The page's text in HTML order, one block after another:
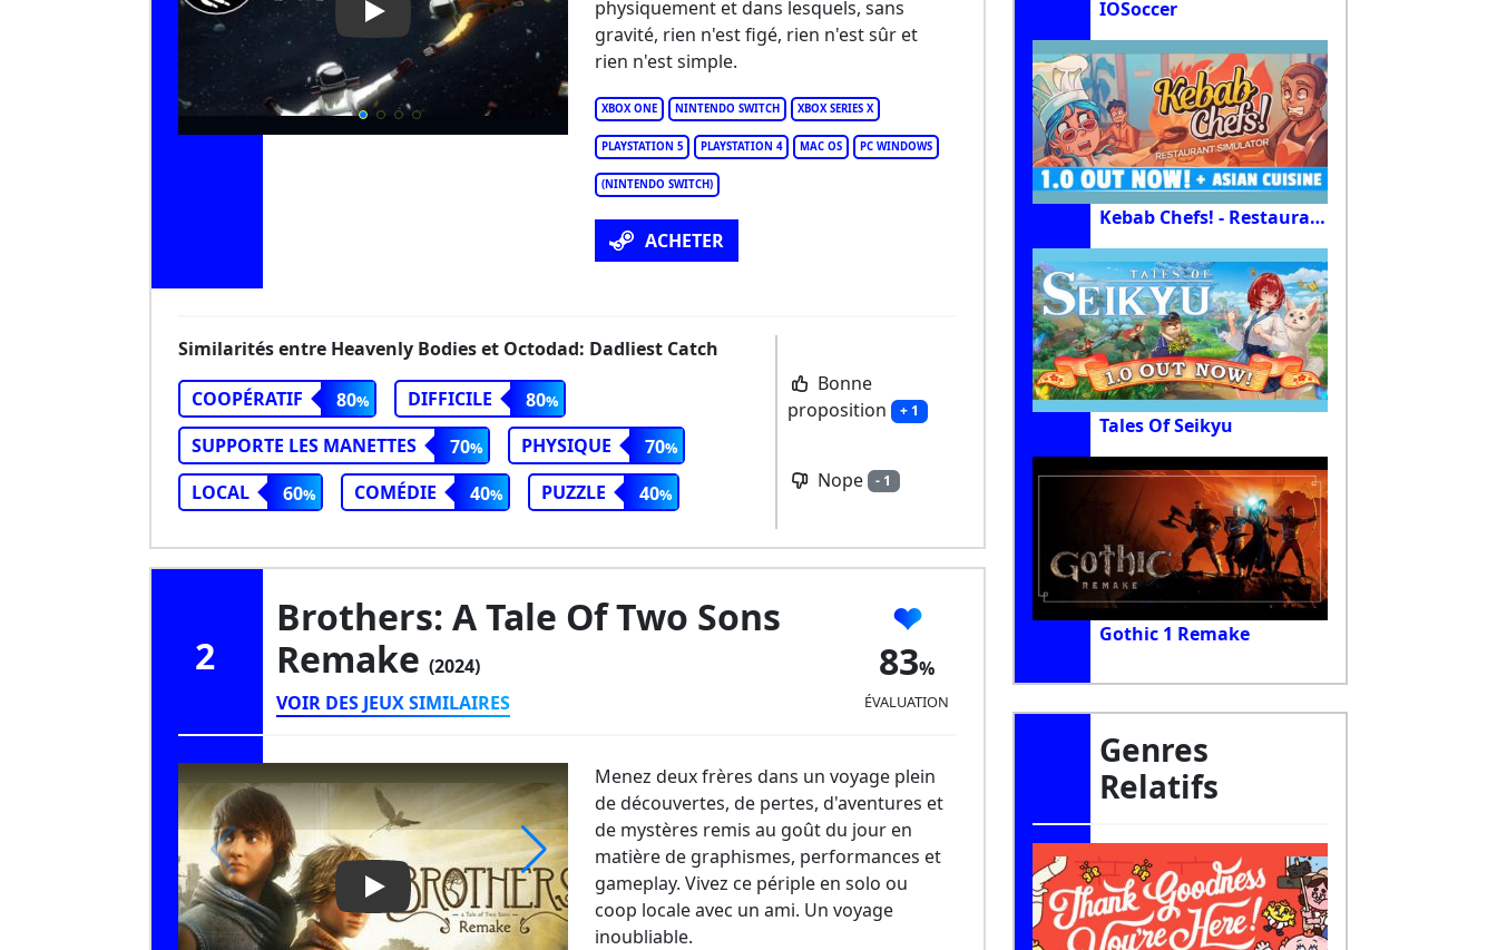
Play Video: Heavenly Bodies
XBOX ONE NINTENDO SWITCH XBOX SERIES X
PLAYSTATION 5 PLAYSTATION 4 MAC OS PC WINDOWS
(NINTENDO SWITCH)
physiquement et dans lesquels, sans
gravité, rien n'est figé, rien n'est sûr et
rien n'est simple.
ACHETER
Similarités entre Heavenly Bodies et Octodad: Dadliest Catch
COOPÉRATIF 80 DIFFICILE
80
SUPPORTE LES MANETTES
70 PHYSIQUE
70
LOCAL
60 COMÉDIE 40 PUZZLE 40
Bonne
proposition + 1
Nope - 1
2
Brothers: A Tale Of Two Sons
Remake (2024)
VOIR DES JEUX SIMILAIRES
83
ÉVALUATION
Play Video: Brothers: A Tale Of Two Sons Remake
Menez deux frères dans un voyage plein
de découvertes, de pertes, d'aventures et
de mystères remis au goût du jour en
matière de graphismes, performances et
gameplay. Vivez ce périple en solo ou
coop locale avec un ami. Un voyage
inoubliable.
IOSoccer
Kebab Chefs! - Restaurant Simulator
Tales Of Seikyu
Gothic 1 Remake
Genres
Relatifs